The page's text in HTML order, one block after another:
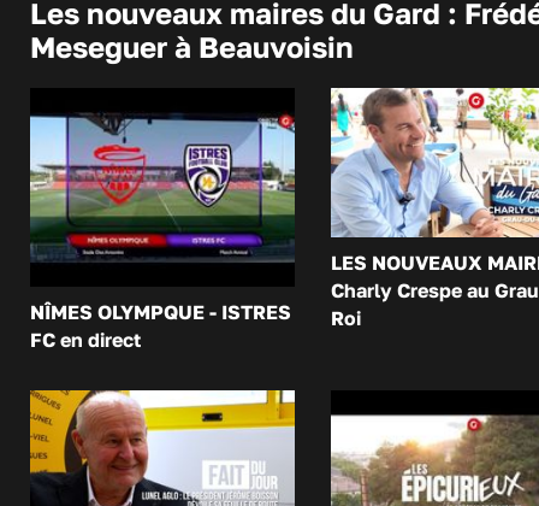
Les nouveaux maires du Gard :
Meseguer à Beauvoisin
NÎMES OLYMPQUE - ISTRES
FC en direct
LES NOUVEAUX
Charly Crespe au
Roi